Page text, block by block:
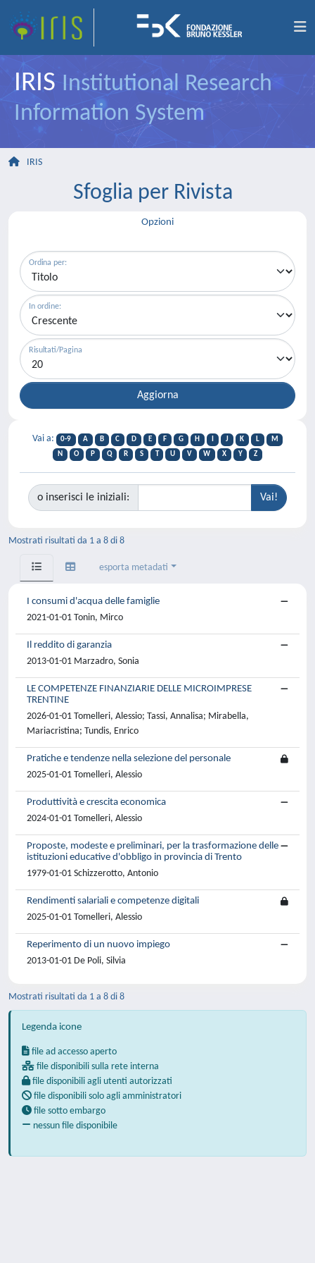
IRIS Institutional Research
Information System
IRIS
Sfoglia per Rivista
Opzioni
Ordina per:
In ordine:
Risultati/Pagina
Vai a: 0-9 A B C D E F G H J K L
M
N
O P Q R S T U V W X Y Z
o inserisci le iniziali:
Mostrati risultati da 1 a 8 di 8
esporta metadati
I consumi d'acqua delle famiglie
2021-01-01 Tonin, Mirco
Il reddito di garanzia
2013-01-01 Marzadro, Sonia
LE COMPETENZE FINANZIARIE DELLE MICROIMPRESE
TRENTINE
2026-01-01 Tomelleri, Alessio; Tassi, Annalisa; Mirabella,
Mariacristina; Tundis, Enrico
Pratiche e tendenze nella selezione del personale
2025-01-01 Tomelleri, Alessio
Produttività e crescita economica
2024-01-01 Tomelleri, Alessio
Proposte, modeste e preliminari, per la trasformazione delle
istituzioni educative d'obbligo in provincia di Trento
1979-01-01 Schizzerotto, Antonio
Rendimenti salariali e competenze digitali
2025-01-01 Tomelleri, Alessio
Reperimento di un nuovo impiego
2013-01-01 De Poli, Silvia
Mostrati risultati da 1 a 8 di 8
Legenda icone
file ad accesso aperto
file disponibili sulla rete interna
file disponibili agli utenti autorizzati
file disponibili solo agli amministratori
file sotto embargo
nessun file disponibile